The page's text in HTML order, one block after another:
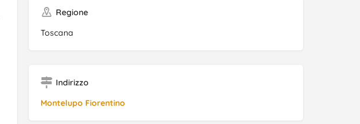
Regione
Toscana
Indirizzo
Montelupo Fiorentino